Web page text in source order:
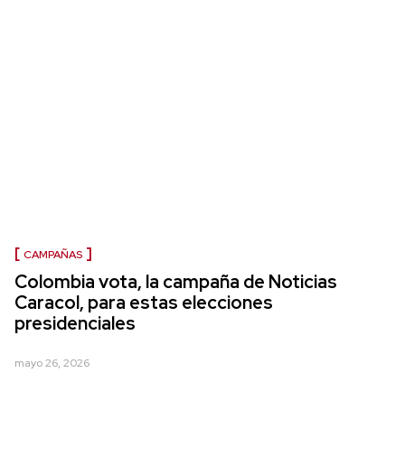
CAMPAÑAS
Colombia vota, la campaña de Noticias
Caracol, para estas elecciones
presidenciales
mayo 26, 2026